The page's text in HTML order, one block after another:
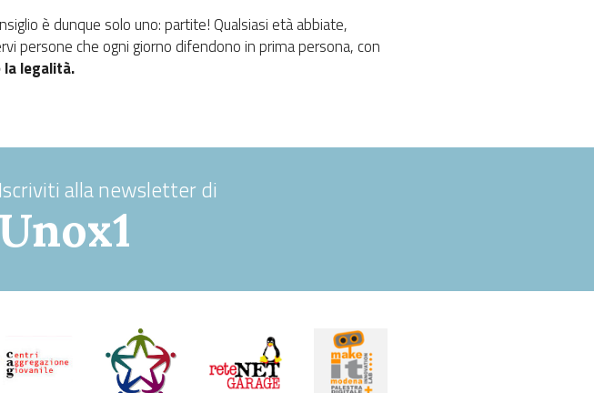
è dunque solo uno: partite! Qualsiasi età abbiate,
persone che ogni giorno difendono in prima persona, con
la legalità.
Iscriviti alla newsletter di
Unox1